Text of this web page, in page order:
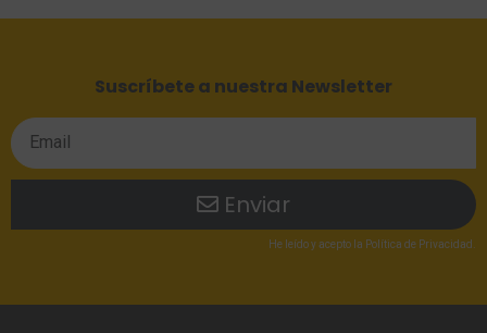
Suscríbete a nuestra Newsletter
Enviar
He leídoy acepto la Política de Privacidad